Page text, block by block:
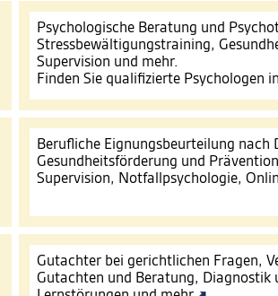
Psychologische Beratung und
Stressbewältigungstraining,
Supervision und mehr.
Finden Sie qualifizierte Psychologen
Berufliche Eignungsbeurteilung nach
Gesundheitsförderung und
Supervision, Notfallpsychologie,
Gutachter bei gerichtlichen Fragen,
Gutachten und Beratung, Diagnostik